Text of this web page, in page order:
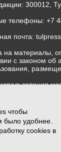
300012,
телефоны: +7
почта:
на материалы,
с законом
оферты
отношении
обработки
чтобы
было удобнее.
cookies в